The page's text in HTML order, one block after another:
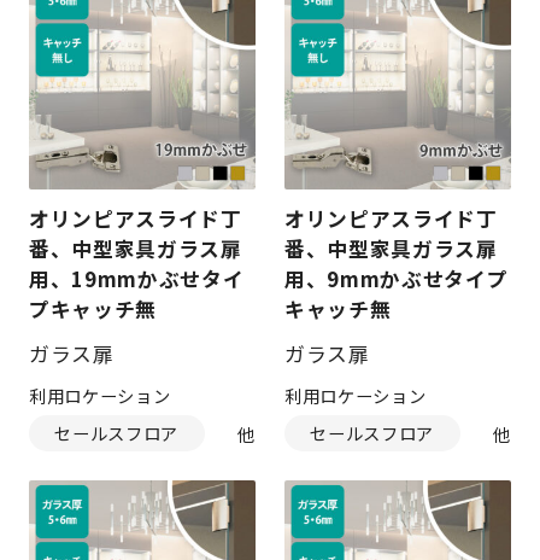
オリンピアスライド丁
番、中型家具ガラス扉
用、19mmかぶせタイ
プキャッチ無
ガラス扉
利用ロケーション
セールスフロア
オリンピアスライド丁
番、中型家具ガラス扉
用、9mmかぶせタイプ
キャッチ無
ガラス扉
利用ロケーション
セールスフロア